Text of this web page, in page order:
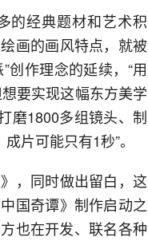
的经典题材和艺术积
画的画风特点，就被
创作理念的延续，“用
要实现这幅东方美学
磨1800多组镜头、制
片可能只有1秒”。
，同时做出留白，这
国奇谭》制作启动之
也在开发、联名各种